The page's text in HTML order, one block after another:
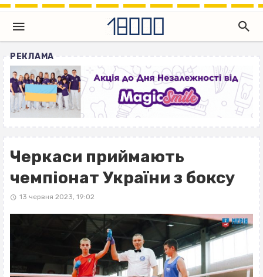
РЕКЛАМА
Черкаси приймають
чемпіонат України з боксу
13 червня 2023, 19:02